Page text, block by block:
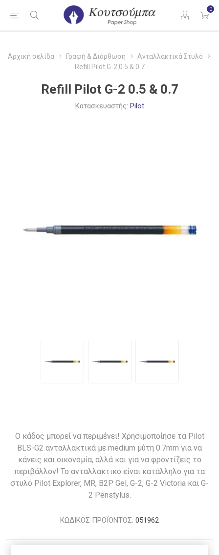
0
Αρχική σελίδα Γραφή & Διόρθωση
Ανταλλακτικά Στυλό
Refill Pilot G-2 0.5 & 0.7
Refill Pilot G-2 0.5 & 0.7
Κατασκευαστής: Pilot
Ο κάδος μπορεί να περιμένει! Χρησιμοποίησε τα Pilot
BLS-G2 ανταλλακτικά με medium μύτη 0.7mm για να
κάνεις και οικονομία, αλλά και για να φροντίζεις το
περιβάλλον! Το ανταλλακτικό είναι κατάλληλο για τα
στυλό Pilot Explorer, MR, B2P Gel, G-2, G-2 Victoria και G-
2 Penstylus.
ΚΩΔΙΚΟΣ ΠΡΟΪΟΝΤΟΣ: 051962